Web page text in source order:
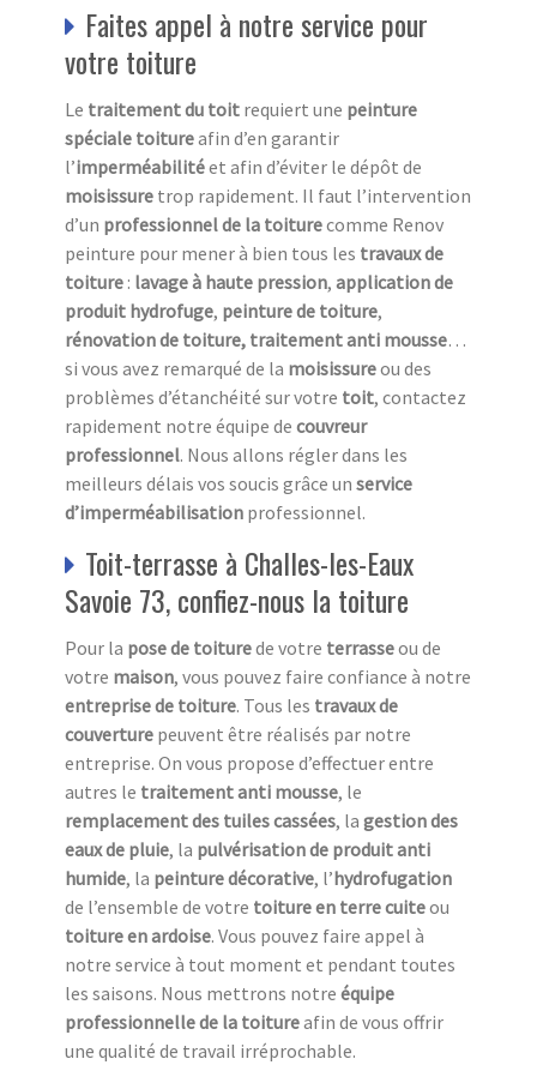
Faites appel à notre service pour
votre toiture
Le traitement du toit requiert une peinture
spéciale toitureafin d’en garantir
l’imperméabilitéet afin d’éviter le dépôt de
moisissure trop rapidement. Il faut l’intervention
d’un professionnel de la toiturecomme Renov
peinture pour mener à bien tous les travaux de
toiture : lavage à haute pression, application de
produit hydrofuge, peinture de toiture,
rénovation de toiture, traitement anti mousse…
si vous avez remarqué de la moisissureou des
problèmes d’étanchéité sur votre toit, contactez
rapidement notre équipe de couvreur
professionnel. Nous allons régler dans les
meilleurs délais vos soucis grâce un service
d’imperméabilisation professionnel.
Toit-terrasse à Challes-les-Eaux
Savoie 73, confiez-nous la toiture
Pour la pose de toiturede votre terrasseou de
votre maison, vous pouvez faire confiance à notre
entreprise de toiture. Tous les travaux de
couverture peuvent être réalisés par notre
entreprise. On vous propose d’effectuer entre
autres le traitement anti mousse, le
remplacement des tuiles cassées, la gestion des
eaux de pluie, la pulvérisation de produit anti
humide, la peinture décorative, l’hydrofugation
de l’ensemble de votre toiture en terre cuiteou
toiture en ardoise. Vous pouvez faire appel à
notre service à tout moment et pendant toutes
les saisons. Nous mettrons notre équipe
professionnelle de la toitureafin de vous offrir
une qualité de travail irréprochable.